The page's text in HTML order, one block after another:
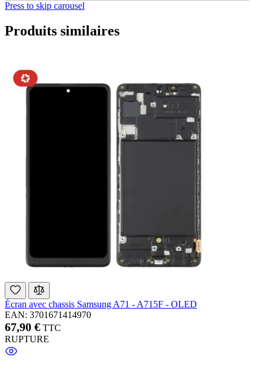
Press to skip carousel
Produits similaires
Écran avec chassis Samsung A71 - A715F - OLED
EAN: 3701671414970
67,90 € TTC
RUPTURE